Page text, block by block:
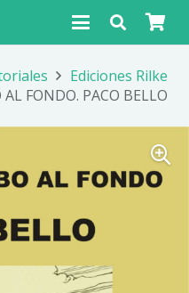
Ediciones Rilke
FONDO. PACO BELLO